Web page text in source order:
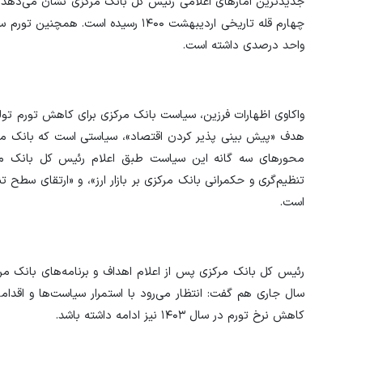
واحد درصدی داشته است.
واکاوی اظهارات فرزین، سیاست بانک مرکزی برای کاهش
محور‌های سه گانه این سیاست طبق اعلام رئیس کل بانک
تنظیم‌گری و حکمرانی بانک مرکزی بر بازار ارز»، و «ارتقای
است.
سال جاری هم گفت: انتظار می‌رود با استمرار سیاست‌ها و
کاهش نرخ تورم در سال ۱۴۰۳ نیز ادامه داشته باشد.